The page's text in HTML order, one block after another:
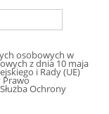
osobowych w
z dnia 10 maja
i Rady (UE)
Prawo